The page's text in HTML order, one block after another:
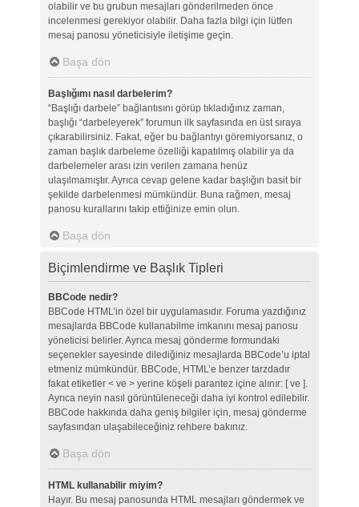
olabilir ve bu grubun mesajları gönderilmeden önce
incelenmesi gerekiyor olabilir. Daha fazla bilgi için lütfen
mesaj panosu yöneticisiyle iletişime geçin.
Başa dön
Başlığımı nasıl darbelerim?
“Başlığı darbele” bağlantısını görüp tıkladığınız zaman,
başlığı “darbeleyerek” forumun ilk sayfasında en üst sıraya
çıkarabilirsiniz. Fakat, eğer bu bağlantıyı göremiyorsanız, o
zaman başlık darbeleme özelliği kapatılmış olabilir ya da
darbelemeler arası izin verilen zamana henüz
ulaşılmamıştır. Ayrıca cevap gelene kadar başlığın basit bir
şekilde darbelenmesi mümkündür. Buna rağmen, mesaj
panosu kurallarını takip ettiğinize emin olun.
Başa dön
Biçimlendirme ve Başlık Tipleri
BBCode nedir?
BBCode HTML’in özel bir uygulamasıdır. Foruma yazdığınız
mesajlarda BBCode kullanabilme imkanını mesaj panosu
yöneticisi belirler. Ayrıca mesaj gönderme formundaki
seçenekler sayesinde dilediğiniz mesajlarda BBCode’u iptal
etmeniz mümkündür. BBCode, HTML’e benzer tarzdadır
fakat etiketler < ve > yerine köşeli parantez içine alınır: [ ve ].
Ayrıca neyin nasıl görüntüleneceği daha iyi kontrol edilebilir.
BBCode hakkında daha geniş bilgiler için, mesaj gönderme
sayfasından ulaşabileceğiniz rehbere bakınız.
Başa dön
HTML kullanabilir miyim?
Hayır. Bu mesaj panosunda HTML mesajları göndermek ve